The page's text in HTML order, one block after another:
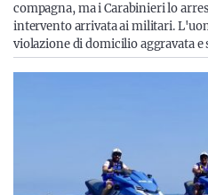
compagna, ma i Carabinieri lo
intervento arrivata ai militari.
violazione di domicilio aggravata